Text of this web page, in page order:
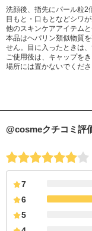
洗顔後、指先にパール粒2
目もと・口もとなどシワ
他のスキンケアアイテム
本品はヘパリン類似物質
せん。目に入ったときは
ご使用後は、キャップを
場所には置かないでくださ
@cosmeクチコミ評
7
6
5